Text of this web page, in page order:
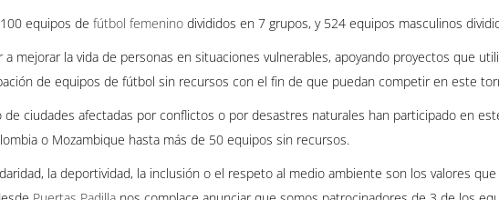
equipos de fútbol femenino divididos en 7 grupos, y 524 equipos masculinos
mejorar la vida de personas en situaciones vulnerables, apoyando proyectos que
de equipos de fútbol sin recursos con el fin de que puedan competir en este
ciudades afectadas por conflictos o por desastres naturales han participado en
o Mozambique hasta más de 50 equipos sin recursos.
la deportividad, la inclusión o el respeto al medio ambiente son los valores